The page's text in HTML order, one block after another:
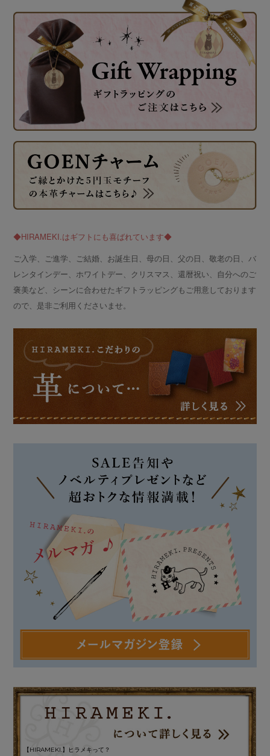
◆HIRAMEKI.はギフトにも喜ばれています◆
ご入学、ご進学、ご結婚、お誕生日、母の日、父の日、敬老の日、バ
レンタインデー、ホワイトデー、クリスマス、還暦祝い、自分へのご
褒美など、シーンに合わせたギフトラッピングもご用意しております
ので、是非ご利用くださいませ。
【HIRAMEKI.】ヒラメキって？